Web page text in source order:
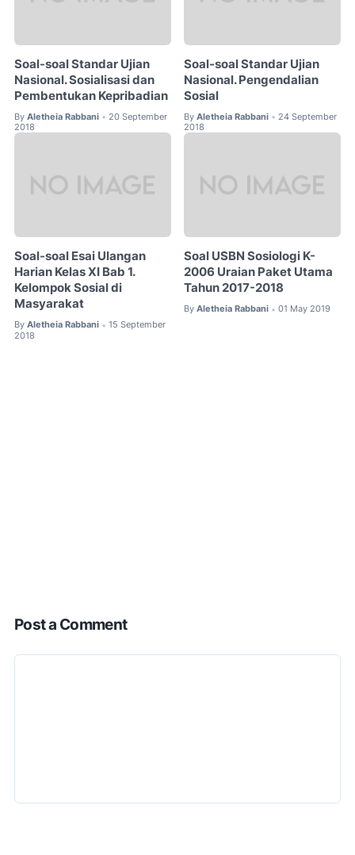
Soal-soal Standar Ujian
Nasional. Sosialisasi dan
Pembentukan Kepribadian
By Aletheia Rabbani • 20 September
2018
Soal-soal Standar Ujian
Nasional. Pengendalian
Sosial
By Aletheia Rabbani • 24 September
2018
Soal-soal Esai Ulangan
Harian Kelas XI Bab 1.
Kelompok Sosial di
Masyarakat
By Aletheia Rabbani • 15 September
2018
Soal USBN Sosiologi K-
2006 Uraian Paket Utama
Tahun 2017-2018
By Aletheia Rabbani • 01 May 2019
Post a Comment